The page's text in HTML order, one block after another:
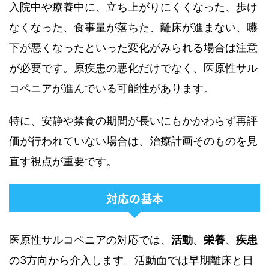
入院中や療養中に、立ち上がりにくくなった、歩け
なくなった、食事量が落ちた、離床が進まない、嚥
下が悪くなったといった変化がみられる場合は注意
が必要です。原疾患の悪化だけでなく、医原性サル
コペニアが進んでいる可能性があります。
特に、安静や禁食の期間が長いにもかかわらず再評
価が行われていない場合は、治療計画そのものを見
直す視点が重要です。
対応の基本
医原性サルコペニアの対応では、 活動、 栄養、 疾患
の3方向から介入します。活動面では早期離床と日